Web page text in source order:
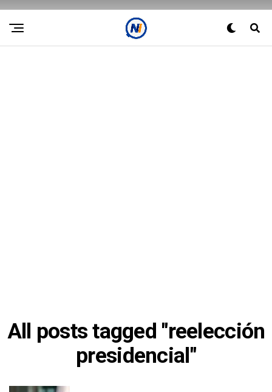
All posts tagged "reelección
presidencial"